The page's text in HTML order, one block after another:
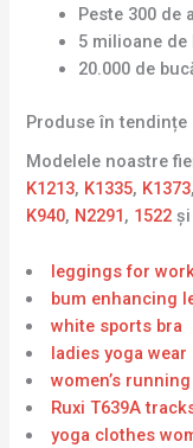
Peste 300 de
5 milioane
20.000 de
Produse în tendințe
Modelele noastre
K1213, K1335, K1373,
K940, N2291 , 1522
leggings for
bum enhancing
white sports bra
ladies yoga wear
women’s
Ruxi T639A
yoga clothes